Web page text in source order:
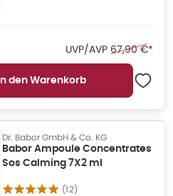
UVP/AVP Ehemaliger
67,90 €*
In den Warenkorb
Dr. Babor GmbH & Co. KG
Babor Ampoule Concentrates
Sos Calming 7X2 ml
(12)